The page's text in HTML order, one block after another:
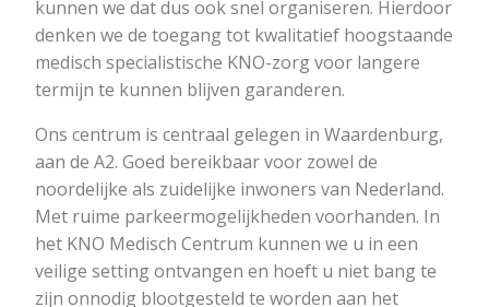
kunnen we dat dus ook snel organiseren. Hierdoor
denken we de toegang tot kwalitatief hoogstaande
medisch specialistische KNO-zorg voor langere
termijn te kunnen blijven garanderen.
Ons centrum is centraal gelegen in Waardenburg,
aan de A2. Goed bereikbaar voor zowel de
noordelijke als zuidelijke inwoners van Nederland.
Met ruime parkeermogelijkheden voorhanden. In
het KNO Medisch Centrum kunnen we u in een
veilige setting ontvangen en hoeft u niet bang te
zijn onnodig blootgesteld te worden aan het